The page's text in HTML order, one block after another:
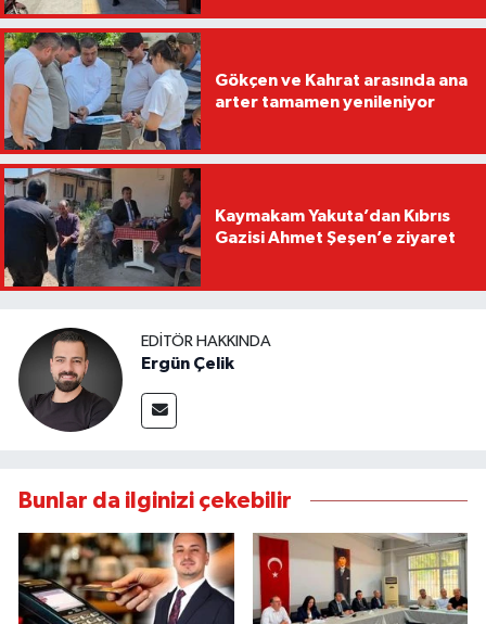
Gökçen ve Kahrat arasında ana
arter tamamen yenileniyor
Kaymakam Yakuta’dan Kıbrıs
Gazisi Ahmet Şeşen’e ziyaret
EDITÖR HAKKINDA
Ergün Çelik
Bunlar da ilginizi çekebilir